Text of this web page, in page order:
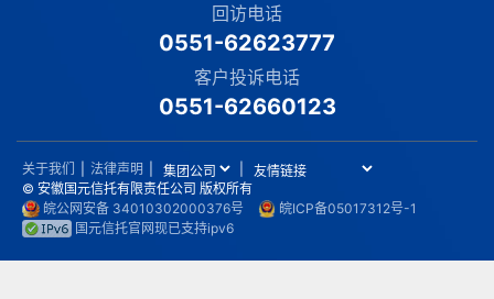
回访电话
0551-62623777
客户投诉电话
0551-62660123
关于我们 法律声明
© 安徽国元信托有限责任公司 版权所有
皖公网安备 34010302000376号
皖ICP备05017312号-1
国元信托官网现已支持ipv6